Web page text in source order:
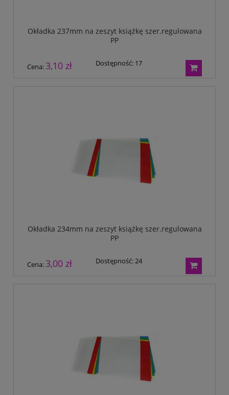
Okładka 237mm na zeszyt książkę szer.regulowana
PP
Cena: 3,10 zł Dostępność: 17
Okładka 234mm na zeszyt książkę szer.regulowana
PP
Cena: 3,00 zł Dostępność:24